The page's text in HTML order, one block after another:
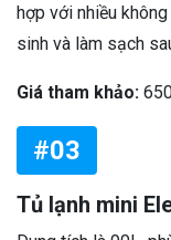
hợp với nhiều
sinh và làm sạch
Giá tham khảo:
#03
Tủ lạnh mini